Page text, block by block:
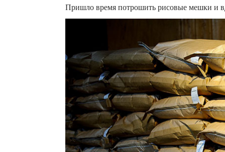
Пришло время потрошить рисовые мешки и